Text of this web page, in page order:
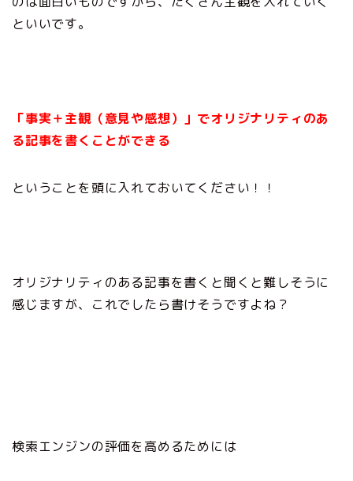
といいです。
「事実＋主観（意見や感想）」でオリジナリティのあ
る記事を書くことができる
ということを頭に入れておいてください！！
オリジナリティのある記事を書くと聞くと難しそうに
感じますが、これでしたら書けそうですよね？
検索エンジンの評価を高めるためには